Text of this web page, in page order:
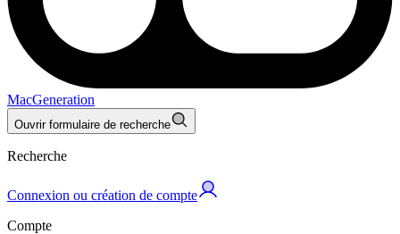
MacGeneration
Ouvrir formulaire de recherche
Recherche
Connexion ou création de compte
Compte